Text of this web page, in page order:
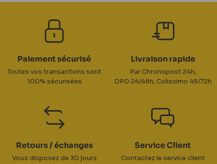
Paiement sécurisé
Toutes vos transactions sont
100% sécurisées
Livraison rapide
Par Chronopost 24h,
DPD 24/48h, Colissimo 48/72h
Retours / échanges
Vous disposez de 30 jours
Service Client
Contactez le service client